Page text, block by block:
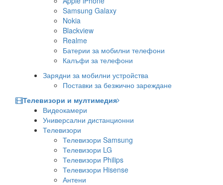
Samsung Galaxy
Nokia
Blackview
Realme
Батерии за мобилни телефони
Калъфи за телефони
Зарядни за мобилни устройства
Поставки за безжично зареждане
Телевизори и мултимедия
Видеокамери
Универсални дистанционни
Телевизори
Телевизори Samsung
Телевизори LG
Телевизори Philips
Телевизори Hisense
Антени